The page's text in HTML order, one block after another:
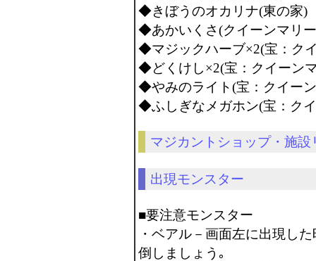
◆きぼうのオカリナ(東の家)
◆あかいくさ(クイーンマリ
◆マジックハーブ×2(宝：ク
◆どくけし×2(宝：クイーン
◆やみのライト(宝：クイー
◆ふしぎなメガホン(宝：ク
マジカントショップ・施設
出現モンスター
■要注意モンスター
・ベアル－画面左に出現し
倒しましょう｡